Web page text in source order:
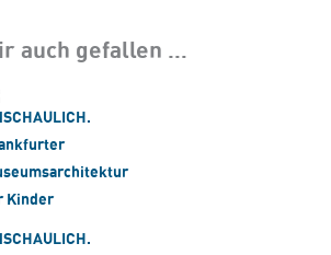
auch gefallen …